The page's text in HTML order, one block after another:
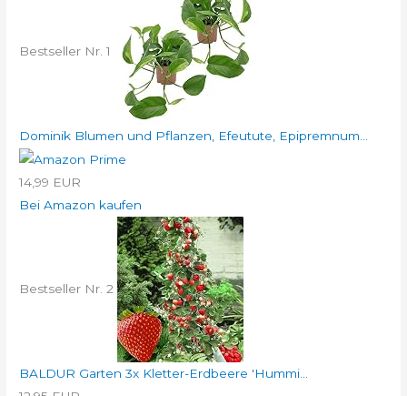
Bestseller Nr. 1
Dominik Blumen und Pflanzen, Efeutute, Epipremnum...
14,99 EUR
Bei Amazon kaufen
Bestseller Nr. 2
BALDUR Garten 3x Kletter-Erdbeere 'Hummi...